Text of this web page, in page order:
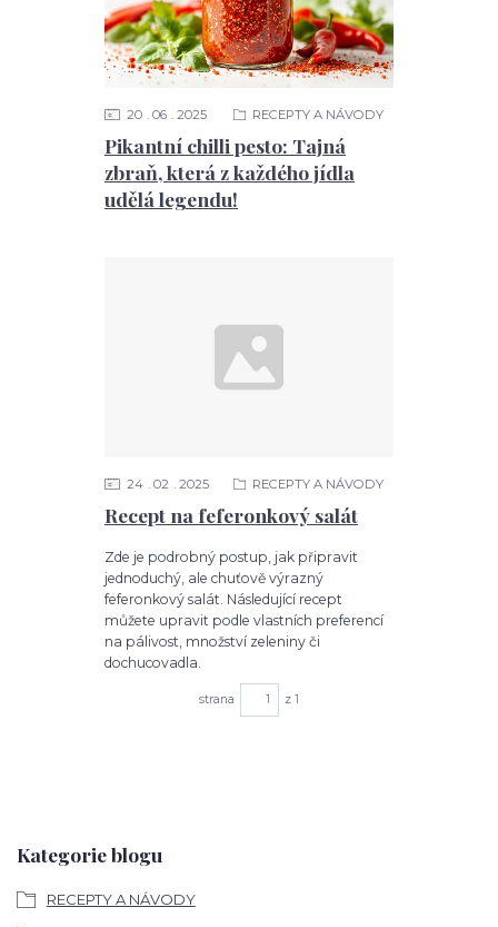
Kategorie blogu
RECEPTY A NÁVODY
Pikantní chilli pesto: Tajná
zbraň, která z každého jídla
udělá legendu!
20 06 2025 RECEPTY A NÁVODY
Recept na feferonkový salát
24 02 2025 RECEPTY A NÁVODY
Zde je podrobný postup, jak připravit
jednoduchý, ale chuťově výrazný
feferonkový salát. Následující recept
můžete upravit podle vlastních preferencí
na pálivost, množství zeleniny či
dochucovadla.
strana z 1